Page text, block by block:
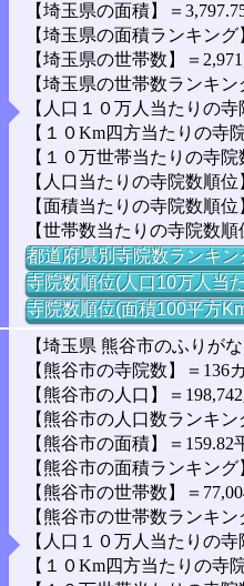
【埼玉県の面積】＝
【埼玉県の面積ランキン
【埼玉県の世帯数】＝
【埼玉県の世帯数ランキ
【人口１０万人当たりの
【１０Km四方当たりの寺
【１０万世帯当たりの寺
【人口当たりの寺院数順位
【面積当たりの寺院数順位
【世帯数当たりの寺院数順
都道府県別寺院数ランキン
寺院数順位(人口10万人当
寺院数順位(面積100平方
【埼玉県 熊谷市のふりが
【熊谷市の寺院数】＝136
【熊谷市の人口】＝198,742
【熊谷市の人口数ランキ
【熊谷市の面積】＝159.82
【熊谷市の面積ランキン
【熊谷市の世帯数】＝
【熊谷市の世帯数ランキ
【人口１０万人当たりの
【１０Km四方当たりの寺